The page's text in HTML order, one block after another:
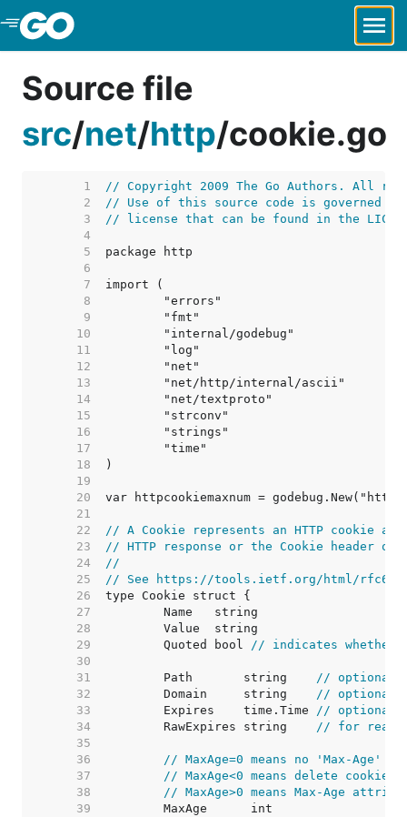
Skip to Main Content
Source file
src/net/http/cookie.go
     1
// Copyright 2009 The Go Authors. All
     2
// Use of this source code is governed by
     3
// license that can be found in the
     4
     5
     6
     7
     8
     9
    10
    11
    12
    13
    14
    15
    16
    17
    18
    19
    20
    21
    22
// A Cookie represents an HTTP cookie
    23
// HTTP response or the Cookie header of
    24
//
    25
// See https://tools.ietf.org/html/
    26
    27
    28
    29
	Quoted bool
// indicates whether
    30
    31
	Path       string
// optional
    32
	Domain     string
// optional
    33
	Expires    time.Time
// optional
    34
	RawExpires string
// for
    35
    36
// MaxAge=0 means no 'Max-Age'
    37
// MaxAge<0 means delete
    38
// MaxAge>0 means Max-Age
    39